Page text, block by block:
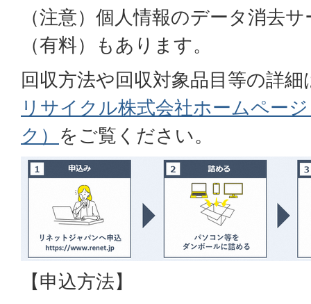
（注意）個人情報のデータ消去
（有料）もあります。
回収方法や回収対象品目等の詳細
リサイクル株式会社ホームペー
ク） をご覧ください。
【申込方法】